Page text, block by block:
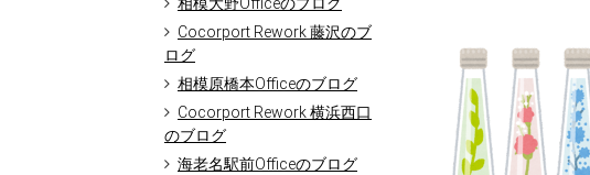
Cocorport Rework 藤沢のブ
ログ
相模原橋本Officeのブログ
Cocorport Rework 横浜西口
のブログ
海老名駅前Officeのブログ